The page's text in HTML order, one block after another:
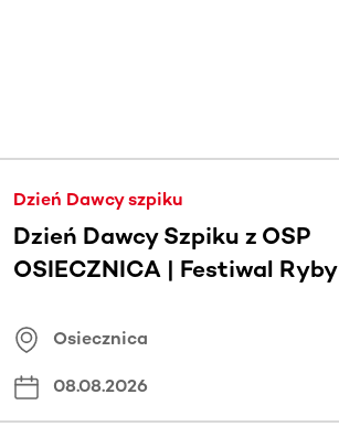
Dzień Dawcy szpiku
Dzień Dawcy Szpiku z OSP
OSIECZNICA | Festiwal Ryby
Osiecznica
08.08.2026